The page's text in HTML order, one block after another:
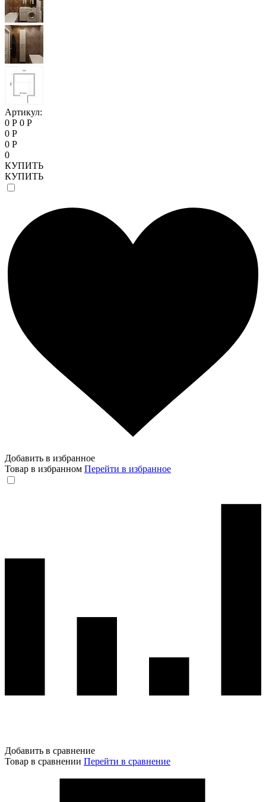
Артикул:
0 Р 0 Р
0 Р
0 Р
0
КУПИТЬ
КУПИТЬ
Добавить в избранное
Товар в избранном Перейти в избранное
Добавить в сравнение
Товар в сравнении Перейти в сравнение